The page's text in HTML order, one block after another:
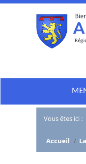
Vous êtes ici :
Accueil /